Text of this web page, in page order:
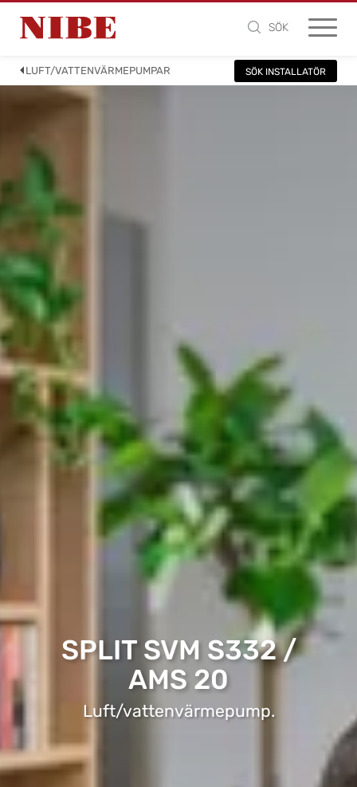
SÖK
LUFT/VATTENVÄRMEPUMPAR SÖK INSTALLATÖR
SPLIT SVM S332 /
AMS 20
Luft/vattenvärmepump.